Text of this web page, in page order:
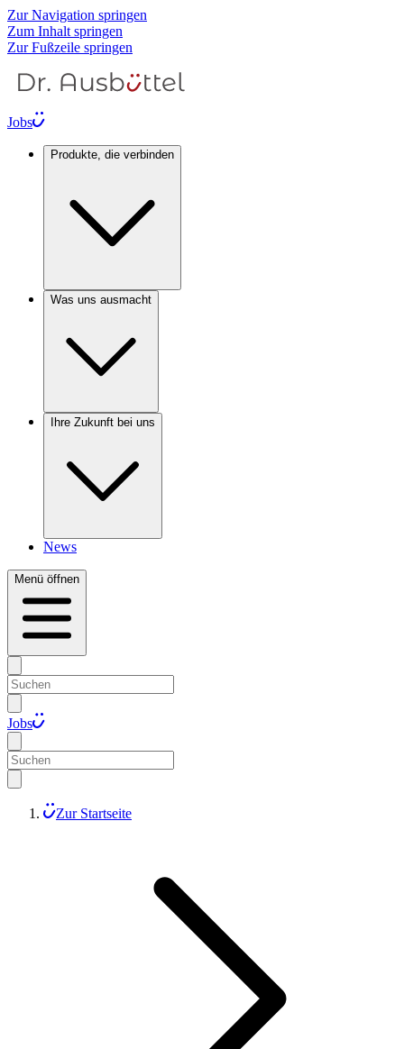
Zur Navigation springen
Zum Inhalt springen
Zur Fußzeile springen
Jobs
Produkte, die verbinden
Was uns ausmacht
Ihre Zukunft bei uns
News
Menü öffnen
Jobs
Zur Startseite